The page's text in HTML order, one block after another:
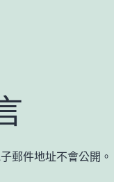
郵件地址不會公開。